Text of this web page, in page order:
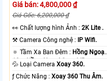
Giá bán: 4,800,000 ₫
Giá Gốc: 6,200,000 ₫
️👀 Chất lượng hình Ảnh :2K Lite .
⚒ Camera Công nghệ :
IP Wifi.
🔅 Tầm Xa Ban Đêm : Hồng Ngoại
10m Hồng Ngoại Smart IR.
💦 Loại CameraXoay 360.
️ƒ Chức Năng :Xoay 360 Thu Âm.